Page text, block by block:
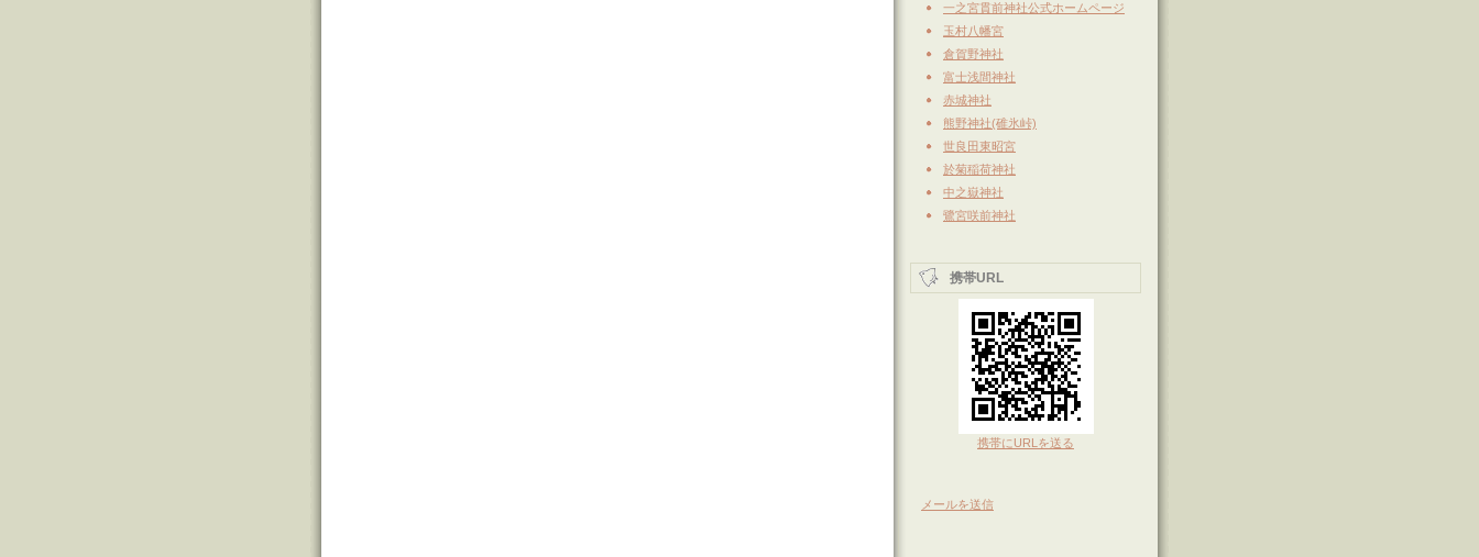
一之宮貫前神社公式ホームページ
玉村八幡宮
倉賀野神社
富士浅間神社
赤城神社
熊野神社(碓氷峠)
世良田東昭宮
於菊稲荷神社
中之嶽神社
鷺宮咲前神社
携帯URL
携帯にURLを送る
メールを送信